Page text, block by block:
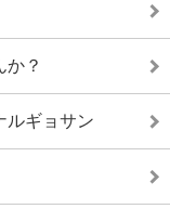
か？
ギョサン